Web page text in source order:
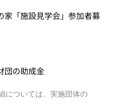
家「施設見学会」参加者募
団の助成金
については、実施団体の